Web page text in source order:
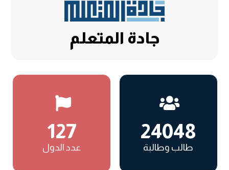
جادة المتعلم
24048
طالب وطالبة
127
عدد الدول